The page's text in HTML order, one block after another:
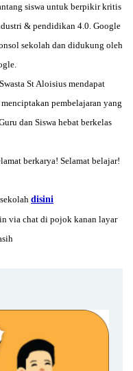
siswa untuk berpikir kritis
& pendidikan 4.0. Google
sekolah dan didukung oleh
St Aloisiusmendapat
pembelajaran yang
dan Siswa hebat berkelas
berkarya! Selamat belajar!
disini
via chat di pojok kanan layar